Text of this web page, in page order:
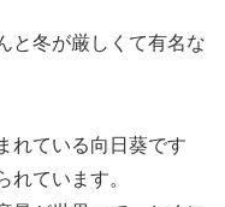
と冬が厳しくて有名な
れている向日葵です
れています。